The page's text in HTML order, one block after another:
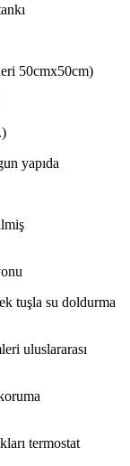
50cmx50cm)
yapıda
tuşla su doldurma
uluslararası
termostat